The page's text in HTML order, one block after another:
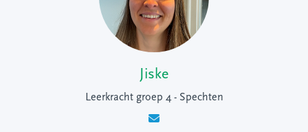
Jiske
Leerkracht groep 4 - Spechten